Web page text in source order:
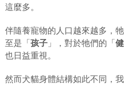
這麼多。
伴隨養寵物的人口越來越多，
至是「 孩子 」，對於牠們的「
也日益重視。
然而犬貓身體結構如此不同，